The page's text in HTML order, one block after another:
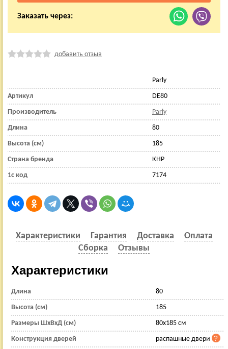
Заказать через:
добавить отзыв
Parly
Артикул DE80
Производитель Parly
Длина 80
Высота (см) 185
Страна бренда КНР
1с код 7174
Характеристики Гарантия Доставка
Оплата
Сборка
Отзывы
Характеристики
Длина 80
Высота (см) 185
Размеры ШхВхД (см) 80x185 см
Конструкция дверей распашные двери